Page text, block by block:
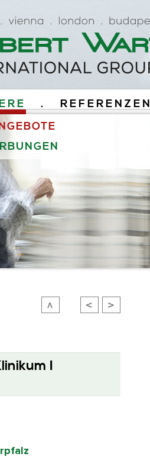
.
REFERENZEN
I